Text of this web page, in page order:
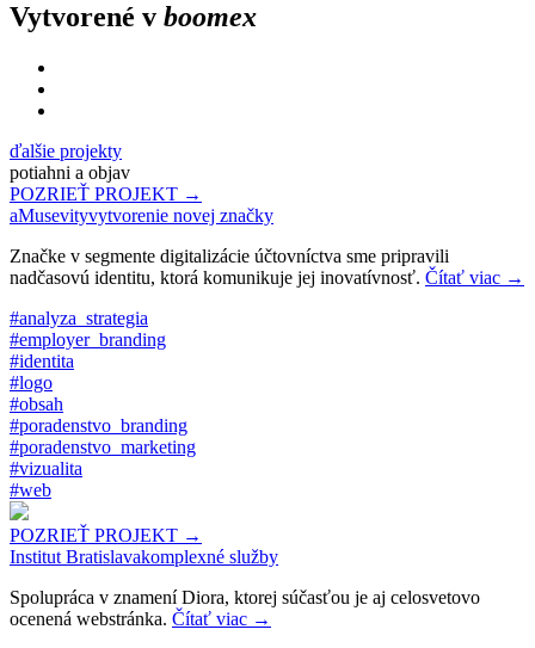
Vytvorené v boomex
ďalšie projekty
potiahni a objav
POZRIEŤ PROJEKT →
aMusevityvytvorenie novej značky
Značke v segmente digitalizácie účtovníctva sme pripravili
nadčasovú identitu, ktorá komunikuje jej inovatívnosť. Čítať viac →
#analyza_strategia
#employer_branding
#identita
#logo
#obsah
#poradenstvo_branding
#poradenstvo_marketing
#vizualita
#web
POZRIEŤ PROJEKT →
Institut Bratislavakomplexné služby
Spolupráca v znamení Diora, ktorej súčasťou je aj celosvetovo
ocenená webstránka. Čítať viac →